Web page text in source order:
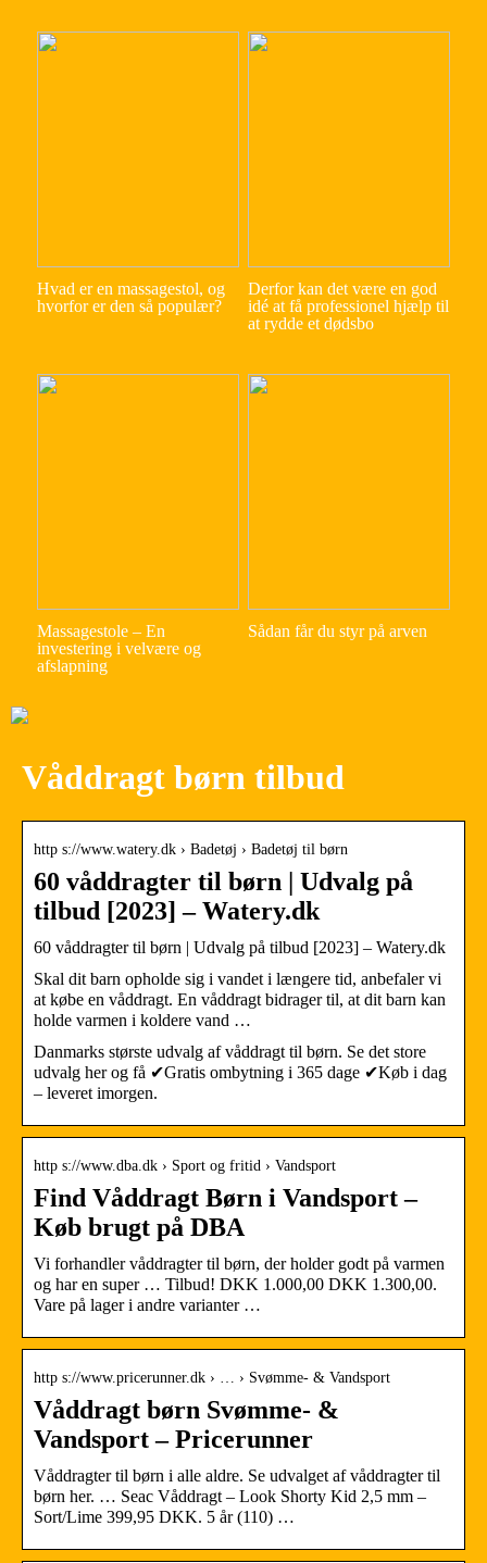
Hvad er en massagestol, og
hvorfor er den så populær?
Derfor kan det være en god
idé at få professionel hjælp til
at rydde et dødsbo
Massagestole – En
investering i velvære og
afslapning
Sådan får du styr på arven
Våddragt børn tilbud
http s://www.watery.dk › Badetøj › Badetøj til børn
60 våddragter til børn | Udvalg på
tilbud [2023] – Watery.dk
60 våddragter til børn | Udvalg på tilbud [2023] – Watery.dk
Skal dit barn opholde sig i vandet i længere tid, anbefaler vi
at købe en våddragt. En våddragt bidrager til, at dit barn kan
holde varmen i koldere vand …
Danmarks største udvalg af våddragt til børn. Se det store
udvalg her og få ✔Gratis ombytning i 365 dage ✔Køb i dag
– leveret imorgen.
http s://www.dba.dk › Sport og fritid › Vandsport
Find Våddragt Børn i Vandsport –
Køb brugt på DBA
Vi forhandler våddragter til børn, der holder godt på varmen
og har en super … Tilbud! DKK 1.000,00 DKK 1.300,00.
Vare på lager i andre varianter …
http s://www.pricerunner.dk › … › Svømme- & Vandsport
Våddragt børn Svømme- &
Vandsport – Pricerunner
Våddragter til børn i alle aldre. Se udvalget af våddragter til
børn her. … Seac Våddragt – Look Shorty Kid 2,5 mm –
Sort/Lime 399,95 DKK. 5 år (110) …